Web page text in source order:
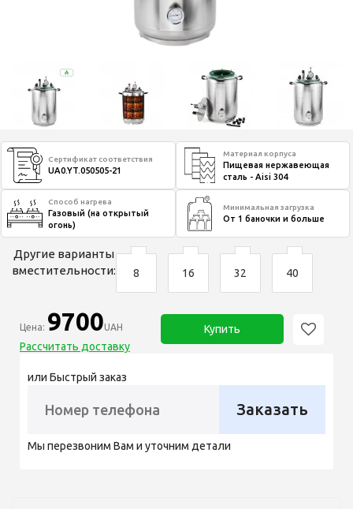
Сертификат соответствия
UA0.YT.050505-21
Материал корпуса
Пищевая нержавеющая
сталь - Aisi 304
Способ нагрева
Газовый (на открытый
огонь)
Минимальная загрузка
От 1 баночки и больше
Другие варианты
вместительности:
8 16 32 40
Цена: 9700UAH
Рассчитать доставку
Купить
или Быстрый заказ
Заказать
Мы перезвоним Вам и уточним детали